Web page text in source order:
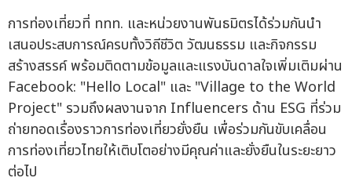
การท่องเที่ยวที่ ททท. และหน่วยงานพันธมิตรได้ร่วมกันนำ
เสนอประสบการณ์ครบทั้งวิถีชีวิต วัฒนธรรม และกิจกรรม
สร้างสรรค์ พร้อมติดตามข้อมูลและแรงบันดาลใจเพิ่มเติมผ่าน
Facebook: "Hello Local" และ "Village to the World
Project" รวมถึงผลงานจาก Influencers ด้าน ESG ที่ร่วม
ถ่ายทอดเรื่องราวการท่องเที่ยวยั่งยืน เพื่อร่วมกันขับเคลื่อน
การท่องเที่ยวไทยให้เติบโตอย่างมีคุณค่าและยั่งยืนในระยะยาว
ต่อไป